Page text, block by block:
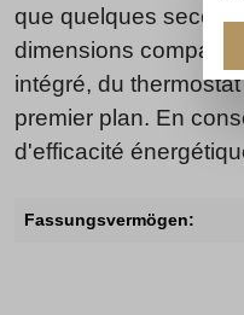
que quelques
dimensions
intégré, du
premier plan. En
d'efficacité
Fassungsvermögen: